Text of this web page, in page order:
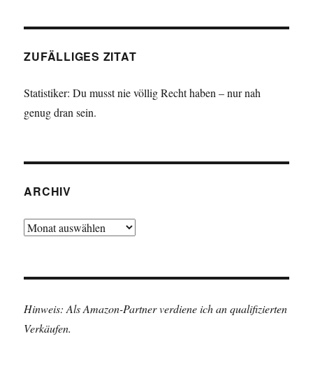
ZUFÄLLIGES ZITAT
Statistiker: Du musst nie völlig Recht haben – nur nah
genug dran sein.
ARCHIV
Archiv
Hinweis: Als Amazon-Partner verdiene ich an qualifizierten
Verkäufen.